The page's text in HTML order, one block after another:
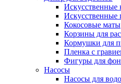
Искусственные
Искусственные
Кокосовые маты
Корзины для
Кормушки для
Пленка с
Фигуры для
Насосы
Насосы для